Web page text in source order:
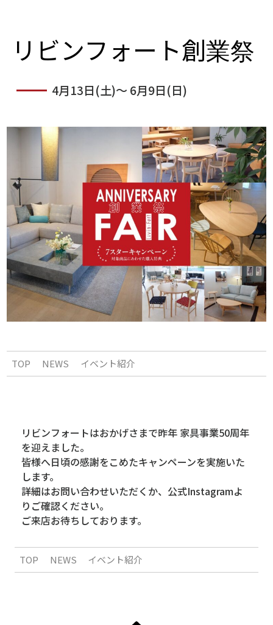
リビンフォート創業祭
4月13日(土)～ 6月9日(日)
TOP NEWS イベント紹介
リビンフォートはおかげさまで昨年 家具事業50周年
を迎えました。
皆様へ日頃の感謝をこめたキャンペーンを実施いた
します。
詳細はお問い合わせいただくか、公式Instagramよ
りご確認ください。
ご来店お待ちしております。
TOP NEWS イベント紹介